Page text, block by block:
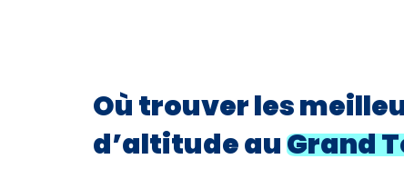
Où trouver les
d’altitude auGrand